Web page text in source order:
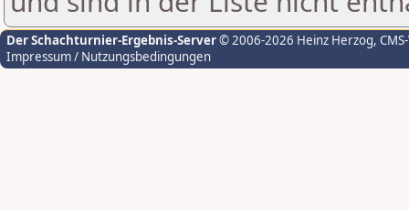
Der Schachturnier-Ergebnis-Server© 2006-2026 Heinz Herzog,
Impressum / Nutzungsbedingungen